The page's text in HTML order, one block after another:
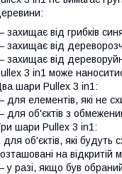
захищає від грибків
захищає від
захищає від
3 in1 може
шари Pullex 3 in1:
для елементів, які не
для об'єктів з
шари Pullex 3 in1:
для об'єктів, які
на відкритій
у разі, якщо був обраний